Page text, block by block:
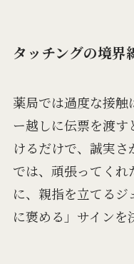
タッチングの境界
薬局では過度な接触
ー越しに伝票を渡
けるだけで、誠実
では、頑張ってくれ
に、親指を立てる
に褒める」サインを